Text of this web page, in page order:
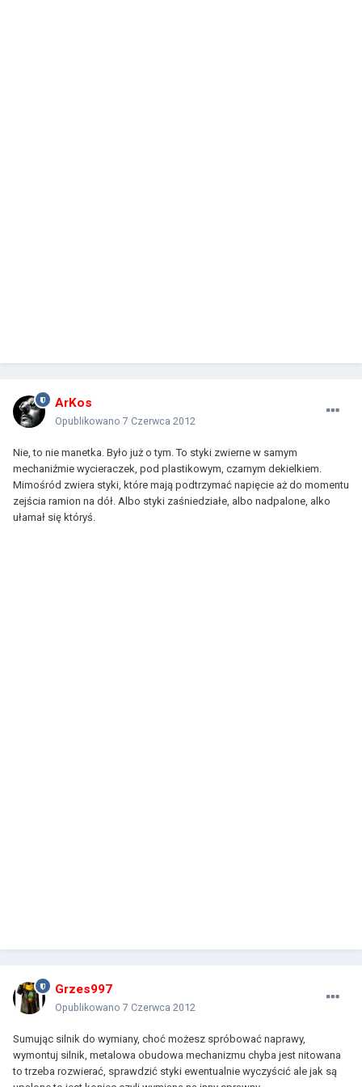
ArKos
Opublikowano 7 Czerwca 2012
Nie, to nie manetka. Było już o tym. To styki zwierne w samym
mechaniźmie wycieraczek, pod plastikowym, czarnym dekielkiem.
Mimośród zwiera styki, które mają podtrzymać napięcie aż do momentu
zejścia ramion na dół. Albo styki zaśniedziałe, albo nadpalone, alko
ułamał się któryś.
Grzes997
Opublikowano 7 Czerwca 2012
Sumując silnik do wymiany, choć możesz spróbować naprawy,
wymontuj silnik, metalowa obudowa mechanizmu chyba jest nitowana
to trzeba rozwierać, sprawdzić styki ewentualnie wyczyścić ale jak są